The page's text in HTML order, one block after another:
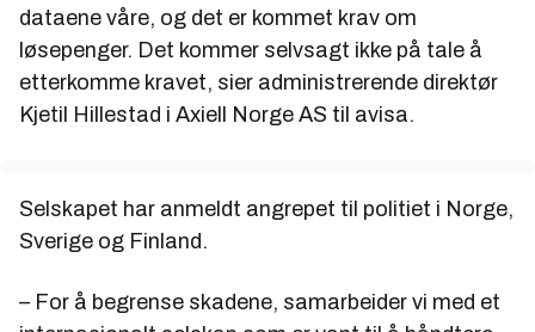
dataene våre, og det er kommet krav om
løsepenger. Det kommer selvsagt ikke på tale å
etterkomme kravet, sier administrerende direktør
Kjetil Hillestad i Axiell Norge AS til avisa.
Selskapet har anmeldt angrepet til politiet i Norge,
Sverige og Finland.
– For å begrense skadene, samarbeider vi med et